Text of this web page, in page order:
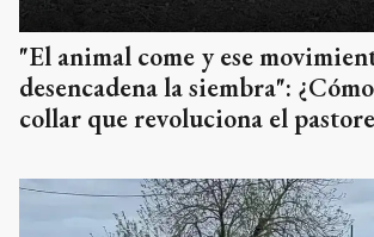
"El animal come y ese
desencadena la siembra":
collar que revoluciona el